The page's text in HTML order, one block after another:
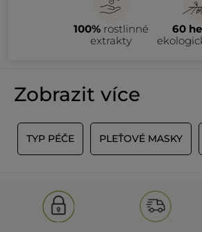
100% rostlinné
extrakty
60
Zobrazit více
TYP PÉČE PLEŤOVÉ MASKY